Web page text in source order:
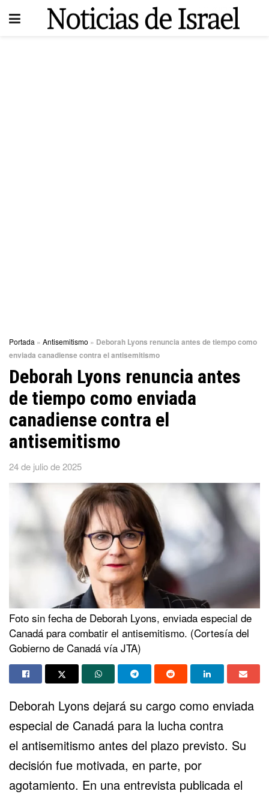
Portada » Antisemitismo » Deborah Lyons renuncia antes de tiempo como
enviada canadiense contra el antisemitismo
Deborah Lyons renuncia antes
de tiempo como enviada
canadiense contra el
antisemitismo
24 de julio de 2025
Foto sin fecha de Deborah Lyons, enviada especial de
Canadá para combatir el antisemitismo. (Cortesía del
Gobierno de Canadá vía JTA)
Deborah Lyons dejará su cargo como enviada
especial de Canadá para la lucha contra
el antisemitismo antes del plazo previsto. Su
decisión fue motivada, en parte, por
agotamiento. En una entrevista publicada el